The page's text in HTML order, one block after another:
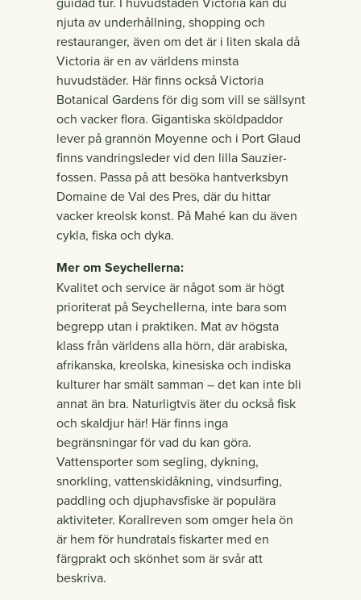
njuta av underhållning, shopping och
restauranger, även om det är i liten skala då
Victoria är en av världens minsta
huvudstäder. Här finns också Victoria
Botanical Gardens för dig som vill se sällsynt
och vacker flora. Gigantiska sköldpaddor
lever på grannön Moyenne och i Port Glaud
finns vandringsleder vid den lilla Sauzier-
fossen. Passa på att besöka hantverksbyn
Domaine de Val des Pres, där du hittar
vacker kreolsk konst. På Mahé kan du även
cykla, fiska och dyka.
Mer om Seychellerna:
Kvalitet och service är något som är högt
prioriterat på Seychellerna, inte bara som
begrepp utan i praktiken. Mat av högsta
klass från världens alla hörn, där arabiska,
afrikanska, kreolska, kinesiska och indiska
kulturer har smält samman – det kan inte bli
annat än bra. Naturligtvis äter du också fisk
och skaldjur här! Här finns inga
begränsningar för vad du kan göra.
Vattensporter som segling, dykning,
snorkling, vattenskidåkning, vindsurfing,
paddling och djuphavsfiske är populära
aktiviteter. Korallreven som omger hela ön
är hem för hundratals fiskarter med en
färgprakt och skönhet som är svår att
beskriva.